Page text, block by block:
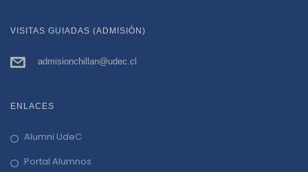
VISITAS GUIADAS (ADMISIÓN)
admisionchillan@udec.cl
ENLACES
Alumni UdeC
Portal Alumnos